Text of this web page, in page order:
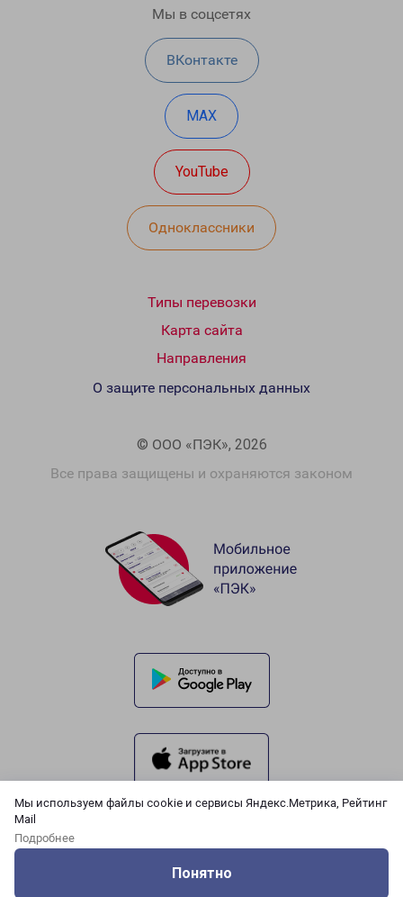
Мы используем файлы cookie и сервисы Яндекс.Метрика, Рейтинг
Mail
Подробнее
Понятно
Мы в соцсетях
ВКонтакте
MAX
YouTube
Одноклассники
Типы перевозки
Карта сайта
Направления
© ООО «ПЭК», 2026
Все права защищены и охраняются законом
О защите персональных данных